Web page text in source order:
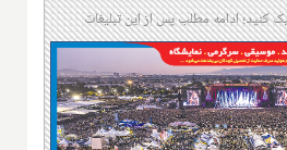
کنید؛ ادامه مطلب پس از این تبلیغات